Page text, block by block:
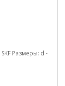
Размеры: d -